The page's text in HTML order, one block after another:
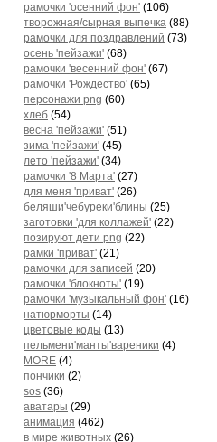
рамочки 'осенний фон' (106)
творожная/сырная выпечка (88)
рамочки для поздравлений (73)
осень 'пейзажи' (68)
рамочки 'весенний фон' (67)
рамочки 'Рождество' (65)
персонажи png (60)
хлеб (54)
весна 'пейзажи' (51)
зима 'пейзажи' (45)
лето 'пейзажи' (34)
рамочки '8 Марта' (27)
для меня 'приват' (26)
беляши'чебуреки'блины (25)
заготовки 'для коллажей' (22)
позируют дети png (22)
рамки 'приват' (21)
рамочки для записей (20)
рамочки 'блокноты' (19)
рамочки 'музыкальный фон' (16)
натюрморты (14)
цветовые коды (13)
пельмени'манты'вареники (4)
MORE (4)
пончики (2)
sos (36)
аватары (29)
анимация (462)
в мире животных (26)